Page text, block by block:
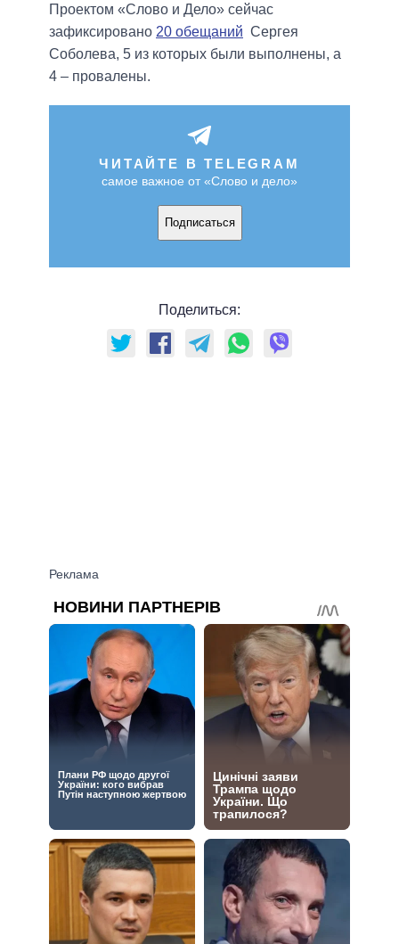
Проектом «Слово и Дело» сейчас
зафиксировано 20 обещаний Сергея
Соболева, 5 из которых были выполнены, а
4 – провалены.
ЧИТАЙТЕ В TELEGRAM
самое важное от «Слово и дело»
Подписаться
Поделиться: